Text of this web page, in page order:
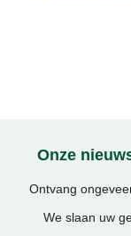
Onze
Ontvang
We slaan uw